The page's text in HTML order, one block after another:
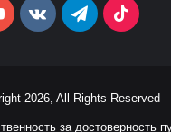
YouTubevk.comTelegramTikTok
2026, All Rights Reserved
за достоверность